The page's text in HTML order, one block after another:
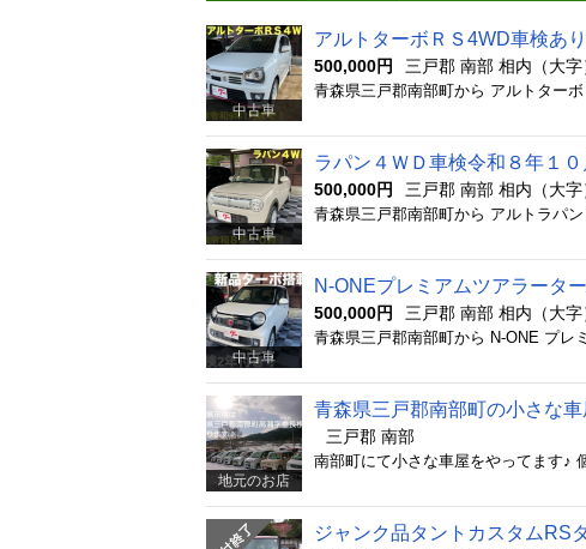
中古車
アルトターボＲＳ4WD車検あ
500,000円 三戸郡 南部 相内（大字
中古車
ラパン４ＷＤ車検令和８年１
500,000円 三戸郡 南部 相内（大字
中古車
N-ONEプレミアムツアラータ
500,000円 三戸郡 南部 相内（大字
地元のお店
青森県三戸郡南部町の小さな車
三戸郡 南部
ジャンク品タントカスタムRS